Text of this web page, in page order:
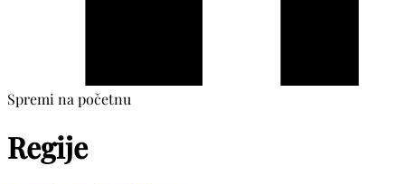
Spremi na početnu
Regije